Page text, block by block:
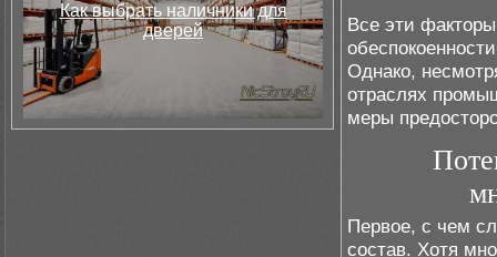
Как выбрать наличники для
дверей
Все эти
Однако,
отраслях
меры
Первое, с чем
состав. Хотя